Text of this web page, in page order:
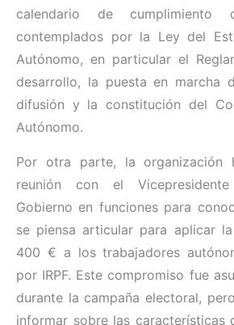
calendario de cumplimiento
contemplados por la Ley del
Autónomo, en particular el
desarrollo, la puesta en marcha
difusión y la constitución del
Autónomo.
Por otra parte, la organización
reunión con el
Gobierno en funciones para
se piensa articular para aplicar
400 € a los trabajadores
por IRPF. Este compromiso fue
durante la campaña electoral,
informar sobre las características